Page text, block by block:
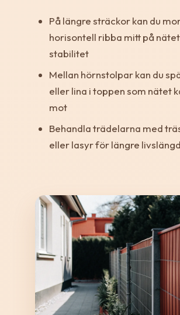
På längre sträckor kan du
horisontell ribba mitt på
stabilitet
Mellan hörnstolpar kan du
eller lina i toppen som nätet
mot
Behandla trädelarna med
eller lasyr för längre livslängd